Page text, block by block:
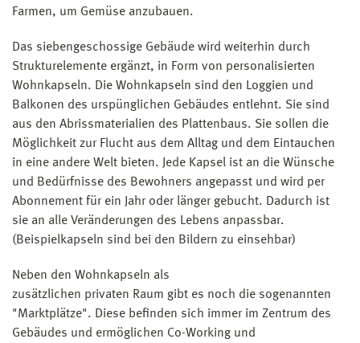
Farmen, um Gemüse anzubauen.
Das siebengeschossige Gebäude wird weiterhin durch
Strukturelemente ergänzt, in Form von personalisierten
Wohnkapseln. Die Wohnkapseln sind den Loggien und
Balkonen des urspünglichen Gebäudes entlehnt. Sie sind
aus den Abrissmaterialien des Plattenbaus. Sie sollen die
Möglichkeit zur Flucht aus dem Alltag und dem Eintauchen
in eine andere Welt bieten. Jede Kapsel ist an die Wünsche
und Bedürfnisse des Bewohners angepasst und wird per
Abonnement für ein Jahr oder länger gebucht. Dadurch ist
sie an alle Veränderungen des Lebens anpassbar.
(Beispielkapseln sind bei den Bildern zu einsehbar)
Neben den Wohnkapseln als
zusätzlichen privaten Raum gibt es noch die sogenannten
"Marktplätze". Diese befinden sich immer im Zentrum des
Gebäudes und ermöglichen Co-Working und